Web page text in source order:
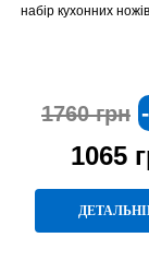
набір кухонних
1760 грн
1065